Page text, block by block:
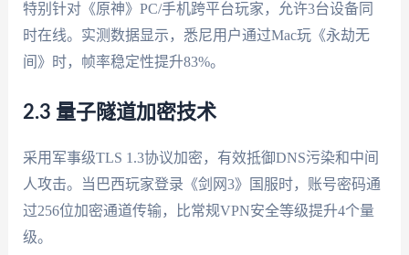
特别针对《原神》PC/手机跨平台玩家，允许3台设备同
时在线。实测数据显示，悉尼用户通过Mac玩《永劫无
间》时，帧率稳定性提升83%。
2.3 量子隧道加密技术
采用军事级TLS 1.3协议加密，有效抵御DNS污染和中间
人攻击。当巴西玩家登录《剑网3》国服时，账号密码通
过256位加密通道传输，比常规VPN安全等级提升4个量
级。